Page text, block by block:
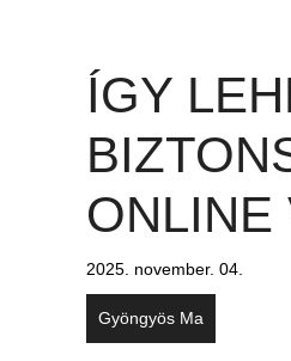
ÍGY
ONLINE
2025. november. 04.
Gyöngyös Ma